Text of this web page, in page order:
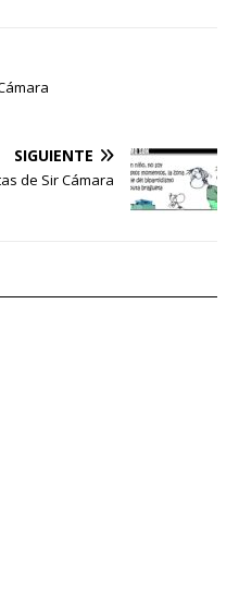
SIGUIENTE
de Sir Cámara